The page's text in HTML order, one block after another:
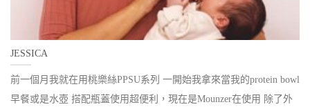
JESSICA
前一個月我就在用桃樂絲PPSU系列 一開始我拿來當我的protein bowl
早餐或是水壺 搭配瓶蓋使用超便利，現在是Mounzer在使用 除了外